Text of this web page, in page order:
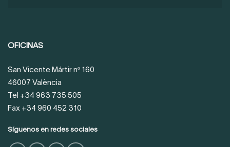
OFICINAS
San Vicente Mártir nº 160
46007 València
Tel +34 963 735 505
Fax +34 960 452 310
Síguenos en redes sociales